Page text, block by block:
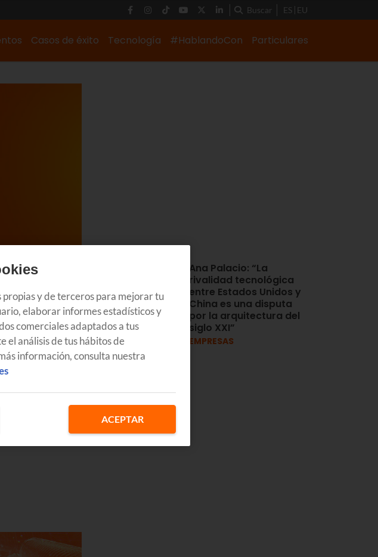
Buscar ES EU
Casos de éxito Tecnología #HablandoCon Particulares
antes
cambios que están
futuro. Álex Rayón
Ana Palacio: “La
rivalidad tecnológica
entre Estados Unidos y
China es una disputa
por la arquitectura del
siglo XXI”
EMPRESAS
multiagente
Artificial:
el trabajo en
propias y de terceros para mejorar tu
elaborar informes estadísticos y
comerciales adaptados a tus
el análisis de tus hábitos de
información, consulta nuestra
ACEPTAR